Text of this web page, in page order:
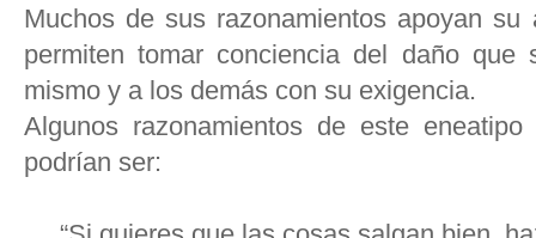
Muchos de sus razonamientos apoyan
permiten tomar conciencia del daño
mismo y a los demás con su exigencia.
Algunos razonamientos de este
podrían ser: